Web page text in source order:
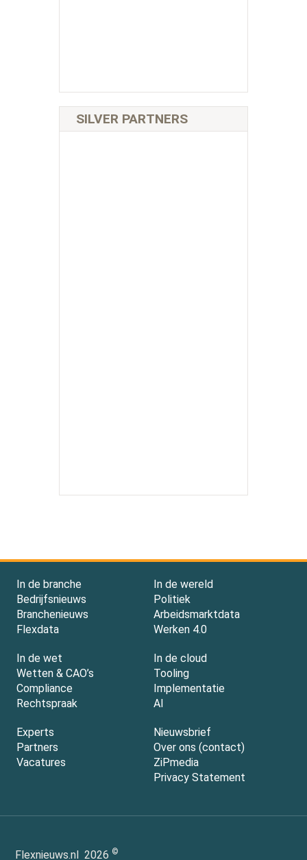
SILVER PARTNERS
In de branche
Bedrijfsnieuws
Branchenieuws
Flexdata
In de wereld
Politiek
Arbeidsmarktdata
Werken 4.0
In de wet
Wetten & CAO’s
Compliance
Rechtspraak
In de cloud
Tooling
Implementatie
AI
Experts
Partners
Vacatures
Nieuwsbrief
Over ons (contact)
ZiPmedia
Privacy Statement
Flexnieuws.nl 2026 ©